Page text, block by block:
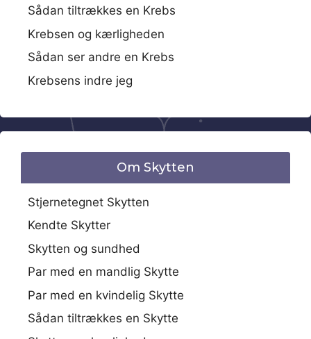
Sådan tiltrækkes en Krebs
Krebsen og kærligheden
Sådan ser andre en Krebs
Krebsens indre jeg
Om Skytten
Stjernetegnet Skytten
Kendte Skytter
Skytten og sundhed
Par med en mandlig Skytte
Par med en kvindelig Skytte
Sådan tiltrækkes en Skytte